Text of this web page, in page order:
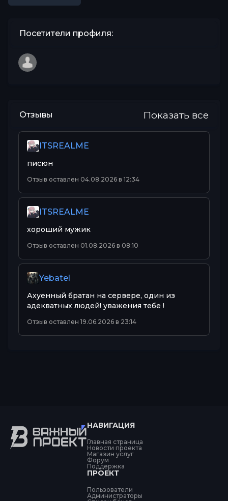
Посетители профиля:
Отзывы Показать все
ITSREALME
писюн
Отзыв оставлен 04.08.2026 в 12:34
ITSREALME
хороший мужик
Отзыв оставлен 01.08.2026 в 08:10
Yebatel
Ахуенный братан на сервере, один из
адекватных людей! уважения тебе !
Отзыв оставлен 19.06.2026 в 23:14
НАВИГАЦИЯ
Главная страница
Новости проекта
Магазин услуг
Форум
Поддержка
ПРОЕКТ
Пользователи
Администраторы